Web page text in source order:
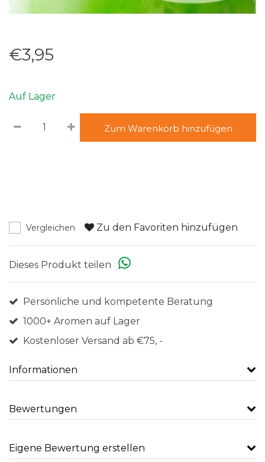
€3,95
Auf Lager
Zum Warenkorb hinzufügen
Vergleichen Zu den Favoriten hinzufügen
Dieses Produkt teilen
Persönliche und kompetente Beratung
1000+ Aromen auf Lager
Kostenloser Versand ab €75, -
Informationen
Bewertungen
Eigene Bewertung erstellen